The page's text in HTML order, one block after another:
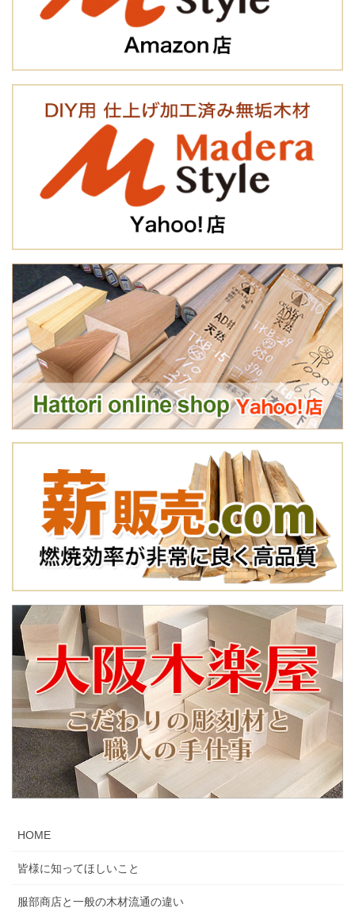
HOME
皆様に知ってほしいこと
服部商店と一般の木材流通の違い